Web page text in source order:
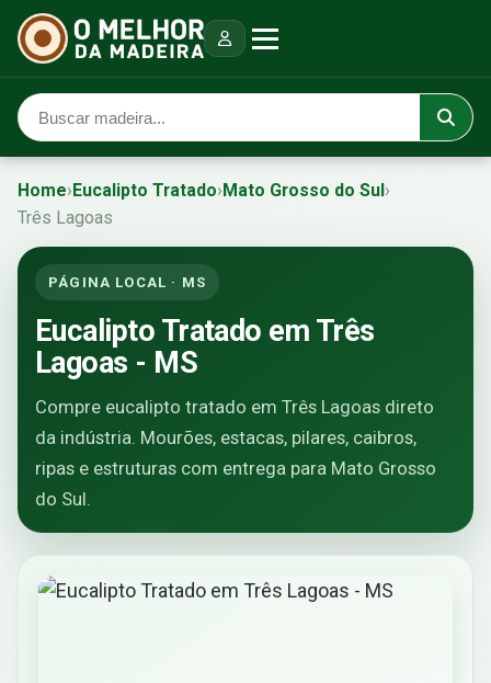
Home›Eucalipto Tratado›Mato Grosso do Sul›
Três Lagoas
PÁGINA LOCAL · MS
Eucalipto Tratado em Três
Lagoas - MS
Compre eucalipto tratado em Três Lagoas direto
da indústria. Mourões, estacas, pilares, caibros,
ripas e estruturas com entrega para Mato Grosso
do Sul.